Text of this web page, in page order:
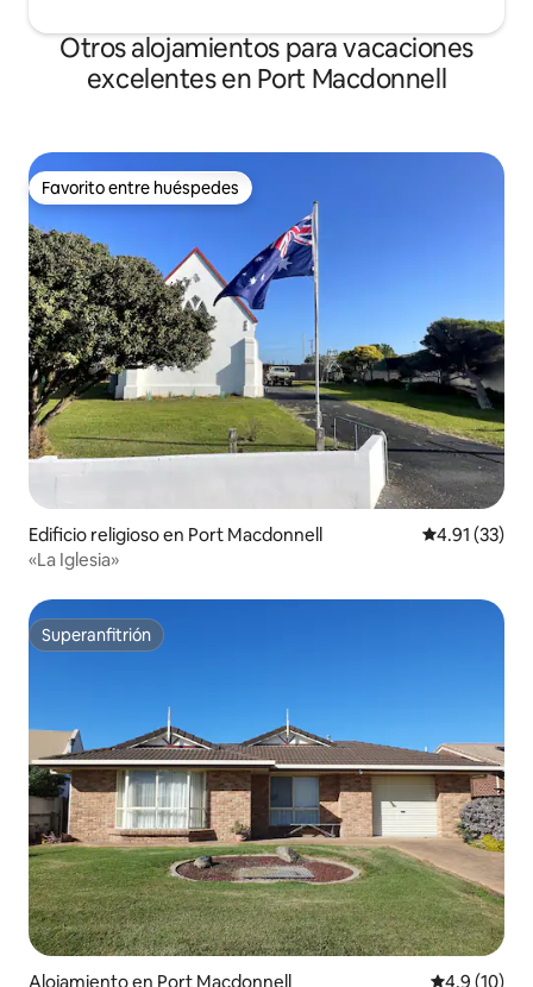
Otros alojamientos para vacaciones
excelentes en Port Macdonnell
Favorito entre huéspedes
Favorito entre huéspedes
Edificio religioso en Port Macdonnell Calificación
4.91 (33)
«La Iglesia»
Superanfitrión
Superanfitrión
Alojamiento en Port Macdonnell Calificación
4.9 (10)